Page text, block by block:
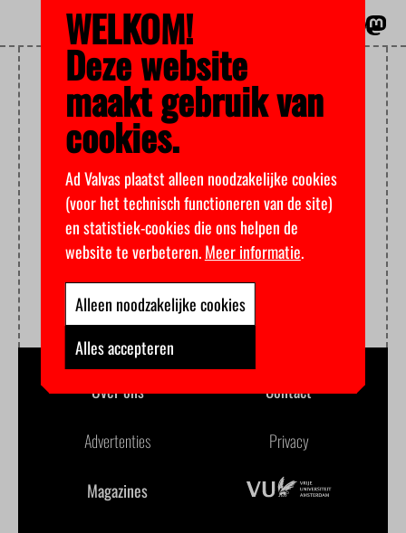
ONDERWIJS CULTUUR
JEUGD EN BURGERSCHAP
Over ons Contact
Advertenties Privacy
Magazines
WELKOM!
Deze website
maakt gebruik van
cookies.
Ad Valvas plaatst alleen noodzakelijke cookies
(voor het technisch functioneren van de site)
en statistiek-cookies die ons helpen de
website te verbeteren.Meer informatie.
Alleen noodzakelijke cookies
Alles accepteren